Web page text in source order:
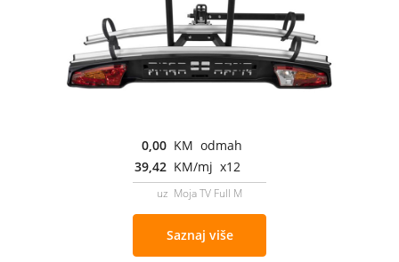
0,00 KM odmah
39,42 KM/mj x12
uz Moja TV Full M
Saznaj više